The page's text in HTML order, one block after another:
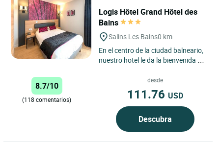
Logis Hôtel Grand Hôtel des
Bains
Salins Les Bains0 km
En el centro de la ciudad balneario,
nuestro hotel le da la bienvenida en
Entorno encantador...
8.7/10
(118 comentarios)
desde
111.76 USD
Descubra